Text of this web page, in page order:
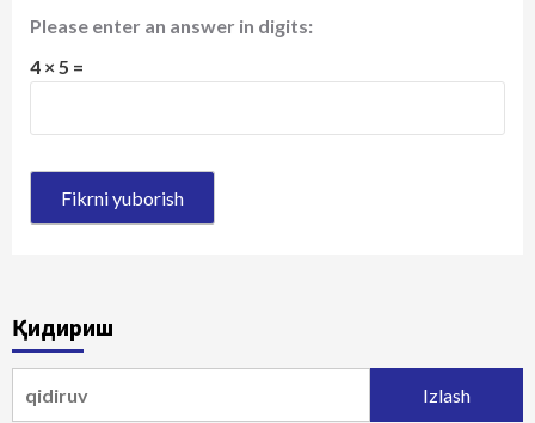
Please enter an answer in digits:
4 × 5 =
Қидириш